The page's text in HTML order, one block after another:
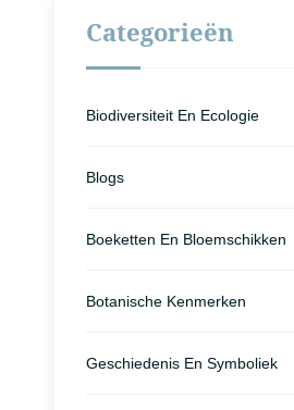
Categorieën
Biodiversiteit En Ecologie
Blogs
Boeketten En Bloemschikken
Botanische Kenmerken
Geschiedenis En Symboliek